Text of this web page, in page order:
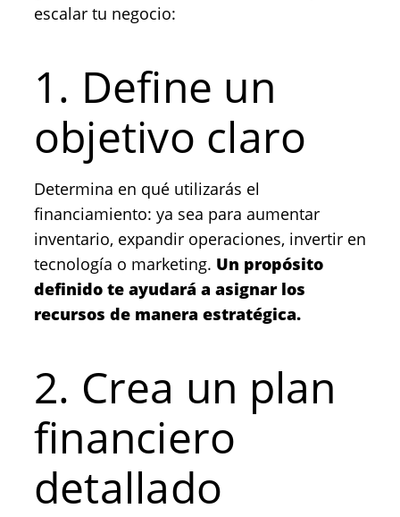
escalar tu negocio:
1. Define un
objetivo claro
Determina en qué utilizarás el
financiamiento: ya sea para aumentar
inventario, expandir operaciones, invertir en
tecnología o marketing. Un propósito
definido te ayudará a asignar los
recursos de manera estratégica.
2. Crea un plan
financiero
detallado